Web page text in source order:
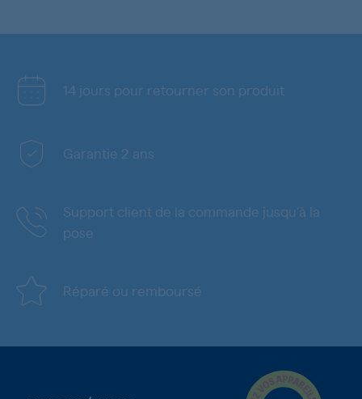
14 jours pour retourner son produit
Garantie 2 ans
Support client de la commande jusqu'à la
pose
Réparé ou remboursé